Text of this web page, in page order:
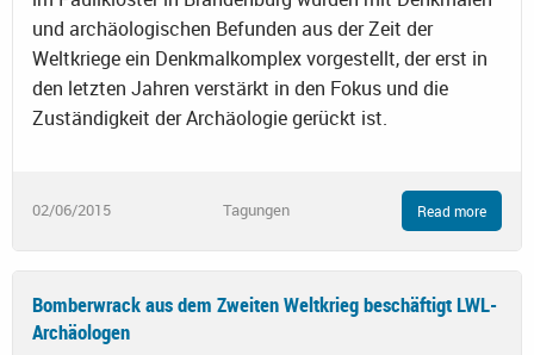
und archäologischen Befunden aus der Zeit der
Weltkriege ein Denkmalkomplex vorgestellt, der erst in
den letzten Jahren verstärkt in den Fokus und die
Zuständigkeit der Archäologie gerückt ist.
02/06/2015 Tagungen Read more
Bomberwrack aus dem Zweiten Weltkrieg beschäftigt LWL-
Archäologen